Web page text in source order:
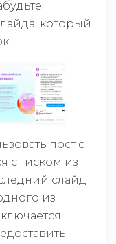
который
пост с
списком из
слайд
из